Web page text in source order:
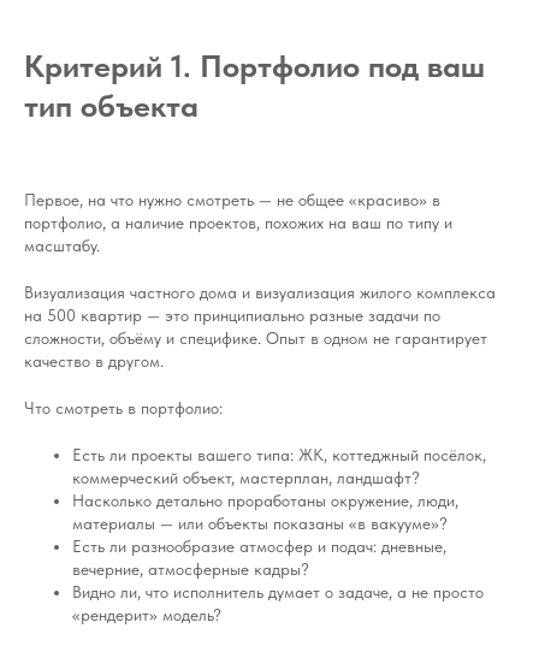
Критерий 1. Портфолио под ваш
тип объекта
Первое, на что нужно смотреть — не общее «красиво» в
портфолио, а наличие проектов, похожих на ваш по типу и
масштабу.
Визуализация частного дома и визуализация жилого комплекса
на 500 квартир — это принципиально разные задачи по
сложности, объёму и специфике. Опыт в одном не гарантирует
качество в другом.
Что смотреть в портфолио:
Есть ли проекты вашего типа: ЖК, коттеджный посёлок,
коммерческий объект, мастерплан, ландшафт?
Насколько детально проработаны окружение, люди,
материалы — или объекты показаны «в вакууме»?
Есть ли разнообразие атмосфер и подач: дневные,
вечерние, атмосферные кадры?
Видно ли, что исполнитель думает о задаче, а не просто
«рендерит» модель?